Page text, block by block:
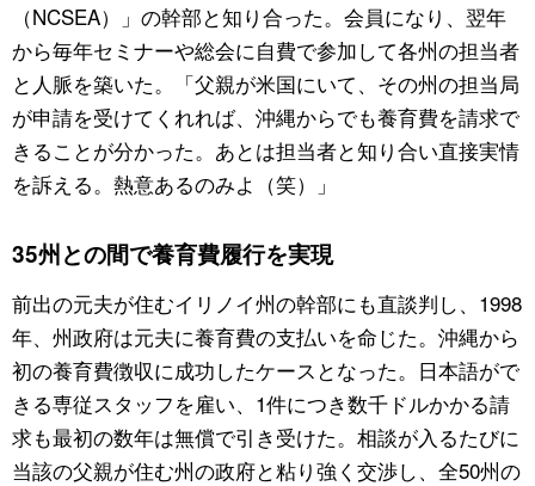
（NCSEA）」の幹部と知り合った。会員になり、翌年
から毎年セミナーや総会に自費で参加して各州の担当者
と人脈を築いた。「父親が米国にいて、その州の担当局
が申請を受けてくれれば、沖縄からでも養育費を請求で
きることが分かった。あとは担当者と知り合い直接実情
を訴える。熱意あるのみよ（笑）」
35州との間で養育費履行を実現
前出の元夫が住むイリノイ州の幹部にも直談判し、1998
年、州政府は元夫に養育費の支払いを命じた。沖縄から
初の養育費徴収に成功したケースとなった。日本語がで
きる専従スタッフを雇い、1件につき数千ドルかかる請
求も最初の数年は無償で引き受けた。相談が入るたびに
当該の父親が住む州の政府と粘り強く交渉し、全50州の